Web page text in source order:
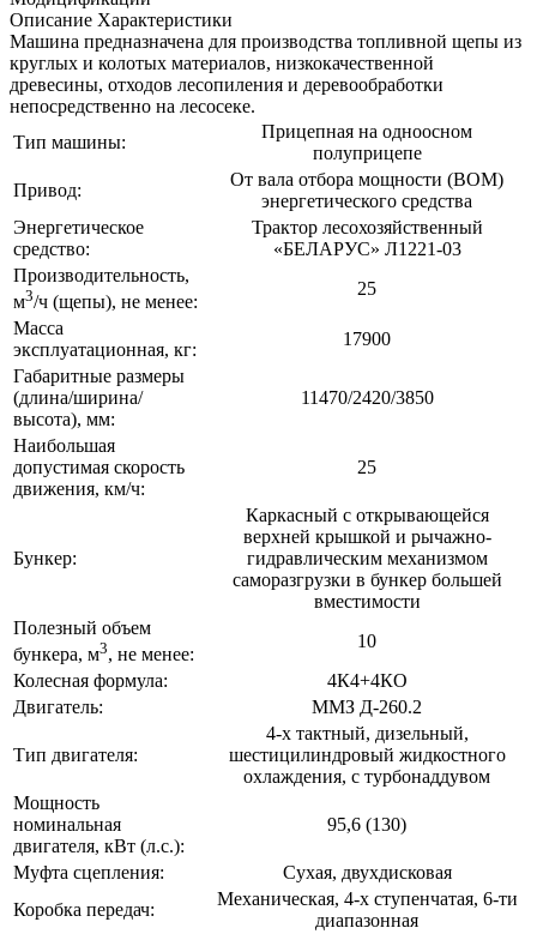
Описание Характеристики
Машина предназначена для производства топливной щепы из
круглых и колотых материалов, низкокачественной
древесины, отходов лесопиления и деревообработки
непосредственно на лесосеке.
Тип машины:
Прицепная на одноосном
полуприцепе
Привод:
От вала отбора мощности (ВОМ)
энергетического средства
Энергетическое
средство:
Трактор лесохозяйственный
«БЕЛАРУС» Л1221-03
Производительность,
м3/ч (щепы), не менее:
25
Масса
эксплуатационная, кг:
17900
Габаритные размеры
(длина/ширина/
высота), мм:
11470/2420/3850
Наибольшая
допустимая скорость
движения, км/ч:
25
Бункер:
Каркасный с открывающейся
верхней крышкой и рычажно-
гидравлическим механизмом
саморазгрузки в бункер большей
вместимости
Полезный объем
бункера, м3, не менее:
10
Колесная формула:
4К4+4КО
Двигатель:
ММЗ Д-260.2
Тип двигателя:
4-х тактный, дизельный,
шестицилиндровый жидкостного
охлаждения, с турбонаддувом
Мощность
номинальная
двигателя, кВт (л.с.):
95,6 (130)
Муфта сцепления:
Сухая, двухдисковая
Коробка передач:
Механическая, 4-х ступенчатая, 6-ти
диапазонная